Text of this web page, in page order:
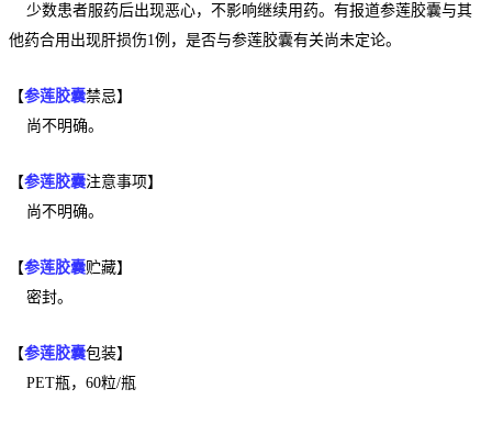
少数患者服药后出现恶心，不影响继续用药。有报道参莲胶囊与其
他药合用出现肝损伤1例，是否与参莲胶囊有关尚未定论。
【参莲胶囊禁忌】
尚不明确。
【参莲胶囊注意事项】
尚不明确。
【参莲胶囊贮藏】
密封。
【参莲胶囊包装】
PET瓶，60粒/瓶